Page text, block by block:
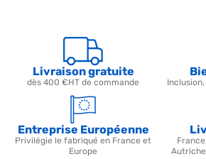
Livraison gratuite
dès 400 €HT de commande
Entreprise Européenne
Privilégie le fabriqué en France et
Europe